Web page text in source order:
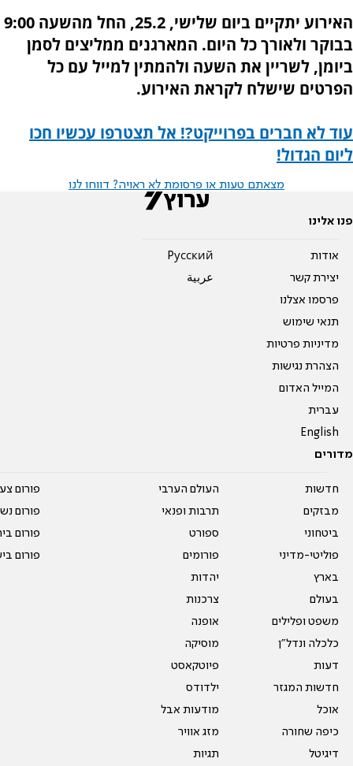
האירוע יתקיים ביום שלישי, 25.2, החל מהשעה 9:00
בבוקר ולאורך כל היום. המארגנים ממליצים לסמן
ביומן, לשריין את השעה ולהמתין למייל עם כל
הפרטים שישלח לקראת האירוע.
עוד לא חברים בפרוייקט?! אל תצטרפו עכשיו חכו
ליום הגדול!
מצאתם טעות או פרסומת לא ראויה? דווחו לנו
פנו אלינו
אודות
יצירת קשר
פרסמו אצלנו
תנאי שימוש
מדיניות פרטיות
הצהרת נגישות
המייל האדום
עברית
English
Pусский
عربية
מדורים
חדשות
מבזקים
ביטחוני
פוליטי-מדיני
בארץ
בעולם
משפט ופלילים
כלכלה ונדל"ן
דעות
חדשות המגזר
אוכל
כיפה שחורה
דיגיטל
העולם הערבי
תרבות ופנאי
ספורט
פורומים
יהדות
צרכנות
אופנה
מוסיקה
פיוטקאסט
ילדודס
מודעות אבל
מזג אוויר
תגיות
פורום
פורום
פורום
פורום